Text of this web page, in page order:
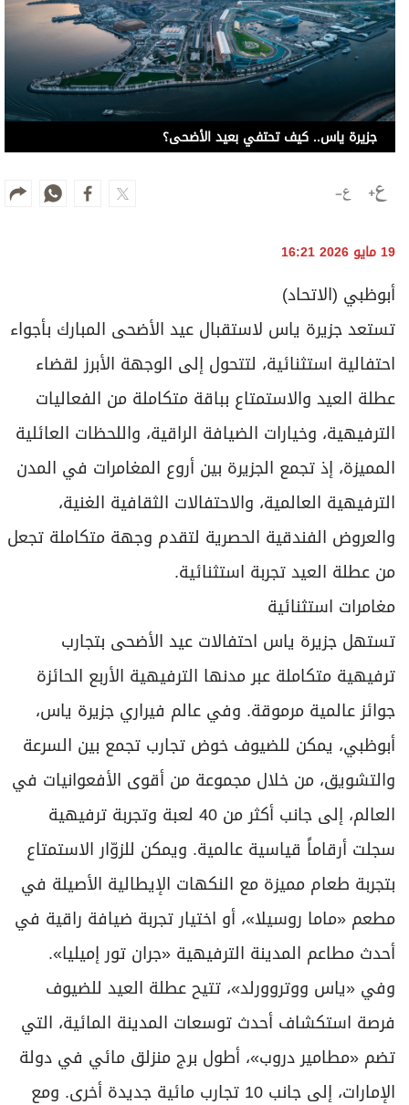
جزيرة ياس.. كيف تحتفي بعيد الأضحى؟
19 مايو 2026 16:21
أبوظبي (الاتحاد)
تستعد جزيرة ياس لاستقبال عيد الأضحى المبارك بأجواء
احتفالية استثنائية، لتتحول إلى الوجهة الأبرز لقضاء
عطلة العيد والاستمتاع بباقة متكاملة من الفعاليات
الترفيهية، وخيارات الضيافة الراقية، واللحظات العائلية
المميزة، إذ تجمع الجزيرة بين أروع المغامرات في المدن
الترفيهية العالمية، والاحتفالات الثقافية الغنية،
والعروض الفندقية الحصرية لتقدم وجهة متكاملة تجعل
من عطلة العيد تجربة استثنائية.
مغامرات استثنائية
تستهل جزيرة ياس احتفالات عيد الأضحى بتجارب
ترفيهية متكاملة عبر مدنها الترفيهية الأربع الحائزة
جوائز عالمية مرموقة. وفي عالم فيراري جزيرة ياس،
أبوظبي، يمكن للضيوف خوض تجارب تجمع بين السرعة
والتشويق، من خلال مجموعة من أقوى الأفعوانيات في
العالم، إلى جانب أكثر من 40 لعبة وتجربة ترفيهية
سجلت أرقاماً قياسية عالمية. ويمكن للزوّار الاستمتاع
بتجربة طعام مميزة مع النكهات الإيطالية الأصيلة في
مطعم «ماما روسيلا»، أو اختيار تجربة ضيافة راقية في
أحدث مطاعم المدينة الترفيهية «جران تور إميليا».
وفي «ياس ووتروورلد»، تتيح عطلة العيد للضيوف
فرصة استكشاف أحدث توسعات المدينة المائية، التي
تضم «مطامير دروب»، أطول برج منزلق مائي في دولة
الإمارات، إلى جانب 10 تجارب مائية جديدة أخرى. ومع